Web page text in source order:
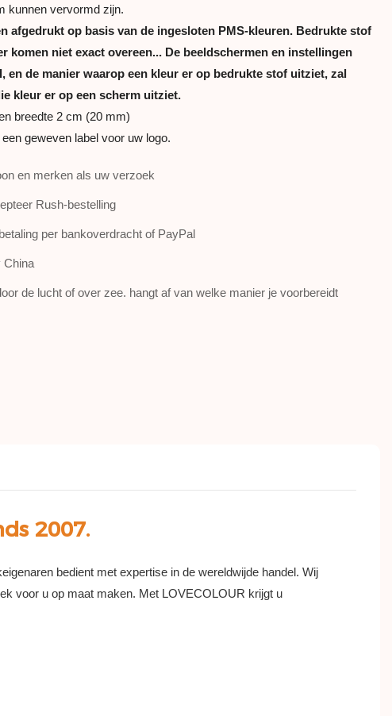
kunnen vervormd zijn.
afgedrukt op basis van de ingesloten PMS-kleuren. Bedrukte stof
komen niet exact overeen... De beeldschermen en instellingen
en de manier waarop een kleur er op bedrukte stof uitziet, zal
kleur er op een scherm uitziet.
breedte 2 cm (20 mm)
geweven label voor uw logo.
en merken als uw verzoek
Rush-bestelling
per bankoverdracht of PayPal
China
de lucht of over zee. hangt af van welke manier je voorbereidt
2007.
bedient met expertise in de wereldwijde handel. Wij
voor u op maat maken. Met LOVECOLOUR krijgt u